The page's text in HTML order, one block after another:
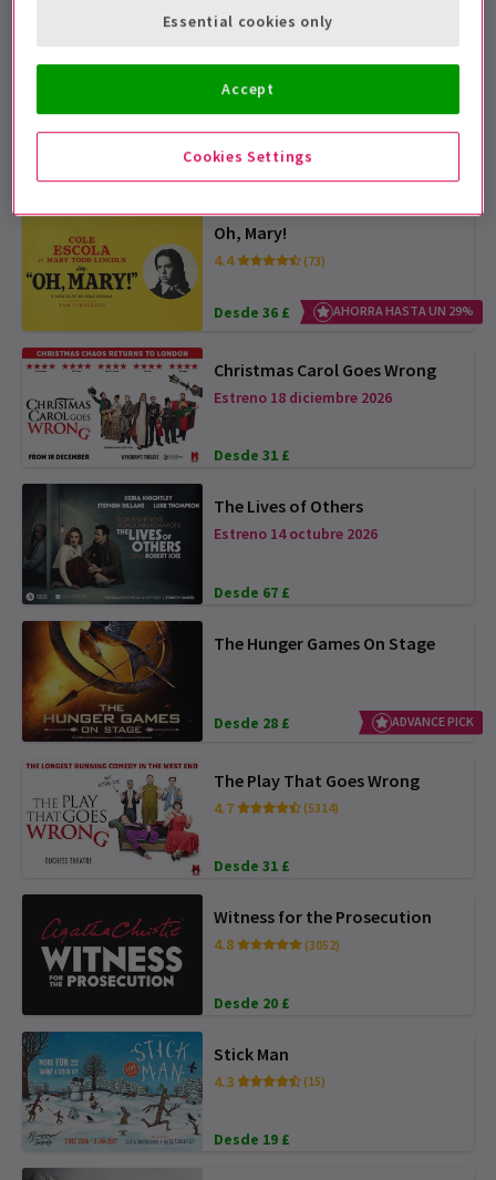
Paranormal Activity
Desde 34 £
Oh, Mary!
4.4 (73)
Desde 36 £ AHORRA HASTA UN 29%
Christmas Carol Goes Wrong
Estreno 18 diciembre 2026
Desde 31 £
The Lives of Others
Estreno 14 octubre 2026
Desde 67 £
The Hunger Games On Stage
Desde 28 £ ADVANCE PICK
The Play That Goes Wrong
4.7 (5314)
Desde 31 £
Witness for the Prosecution
4.8 (3052)
Desde 20 £
Stick Man
4.3 (15)
Desde 19 £
Cookies Settings
Essential cookies only
Accept